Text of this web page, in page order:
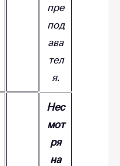
пре
под
ава
тел
я.
Нес
мот
ря
на